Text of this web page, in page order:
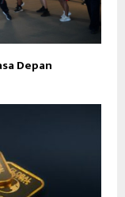
Depan